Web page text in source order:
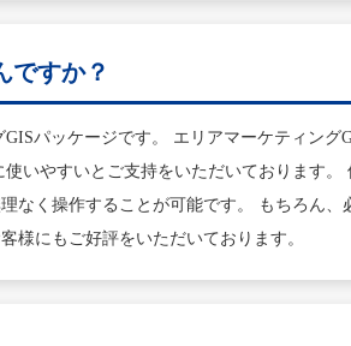
ですか？
パッケージです。 エリアマーケティング
いやすいとご支持をいただいております
なく操作することが可能です。 もちろん、
様にもご好評をいただいております。